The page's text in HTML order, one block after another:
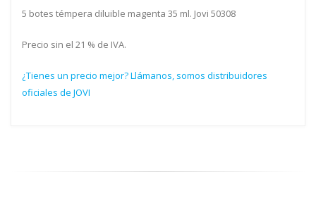
5 botes témpera diluible magenta 35 ml. Jovi 50308
Precio sin el 21 % de IVA.
¿Tienes un precio mejor? Llámanos, somos distribuidores
oficiales de JOVI